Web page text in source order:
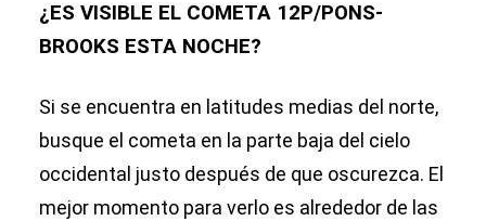
¿ES VISIBLE EL COMETA 12P/PONS-
BROOKS ESTA NOCHE?
Si se encuentra en latitudes medias del norte,
busque el cometa en la parte baja del cielo
occidental justo después de que oscurezca. El
mejor momento para verlo es alrededor de las